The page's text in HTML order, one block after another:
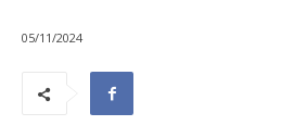
05/11/2024